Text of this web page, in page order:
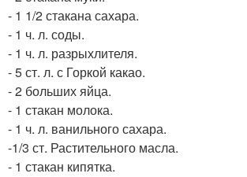
- 1 1/2 стакана сахара.
- 1 ч. л. соды.
- 1 ч. л. разрыхлителя.
- 5 ст. л. с Горкой какао.
- 2 больших яйца.
- 1 стакан молока.
- 1 ч. л. ванильного сахара.
-1/3 ст. Растительного масла.
- 1 стакан кипятка.